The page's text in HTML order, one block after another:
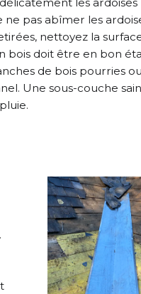
pas abîmer les
nettoyez la
bois doit être en bon
de bois pourries ou
Une sous-couche